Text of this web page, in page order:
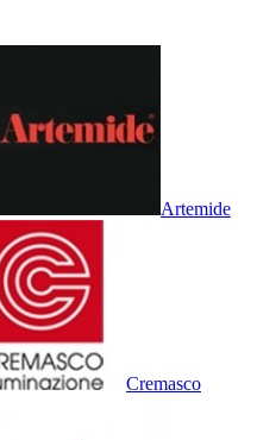
Artemide
Cremasco